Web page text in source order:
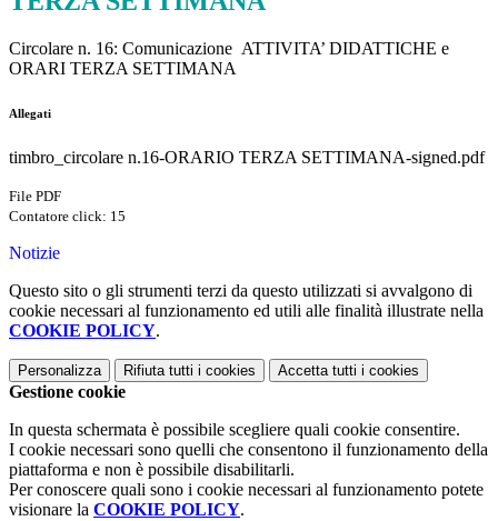
Circolare n. 16: Comunicazione ATTIVITA’ DIDATTICHE e
ORARI TERZA SETTIMANA
Allegati
timbro_circolare n.16-ORARIO TERZA SETTIMANA-signed.pdf
File PDF
Contatore click: 15
Notizie
Questo sito o gli strumenti terzi da questo utilizzati si avvalgono di
cookie necessari al funzionamento ed utili alle finalità illustrate nella
COOKIE POLICY.
Personalizza Rifiuta tutti i cookies Accetta tutti i cookies
Gestione cookie
In questa schermata è possibile scegliere quali cookie consentire.
I cookie necessari sono quelli che consentono il funzionamento della
piattaforma e non è possibile disabilitarli.
Per conoscere quali sono i cookie necessari al funzionamento potete
visionare la COOKIE POLICY.